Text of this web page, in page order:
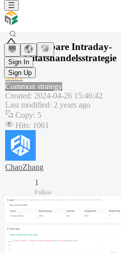
Sign In
Sign Up
Skalierbare Intraday-
Volatilitätshandelsstrategie
ATR
SMA
Common strategy
Created: 2024-04-26 15:46:42
Last modified: 2 years ago
Copy: 5
Hits: 1061
ChaoZhang
1
Follow